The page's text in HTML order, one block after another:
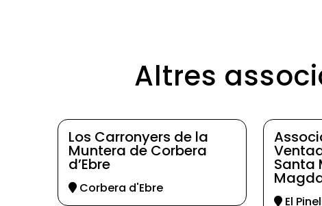
Altres
Los Carronyers de la
Muntera de Corbera
d’Ebre
Corbera d'Ebre
Santa
El